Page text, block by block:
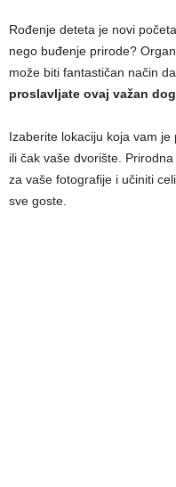
Rođenje deteta je novi
nego buđenje prirode?
može biti fantastičan način da
proslavljate ovaj važan
Izaberite lokaciju koja vam
ili čak vaše dvorište.
za vaše fotografije i učiniti
sve goste.